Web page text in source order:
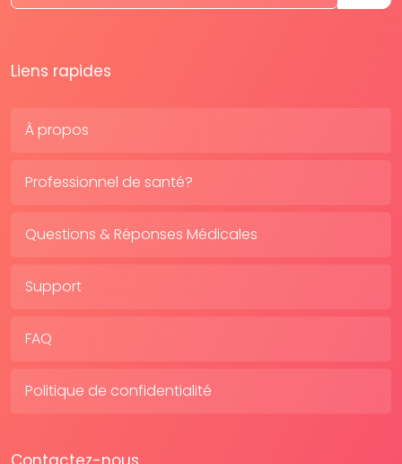
Liens rapides
À propos
Professionnel de santé?
Questions & Réponses Médicales
Support
FAQ
Politique de confidentialité